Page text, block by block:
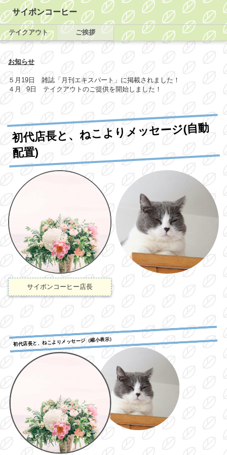
サイポンコーヒー
テイクアウト ご挨拶
お知らせ
５月19日 雑誌「月刊エキスパート」に掲載されました！
４月 9日 テイクアウトのご提供を開始しました！
初代店長と、ねこよりメッセージ(自動
配置)
サイポンコーヒー店長
初代店長と、ねこよりメッセージ（縮小表示）